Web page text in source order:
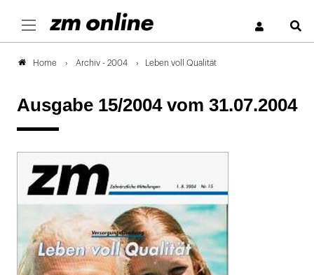
Home Archiv - 2004 Leben voll Qualität
Ausgabe 15/2004 vom 31.07.2004